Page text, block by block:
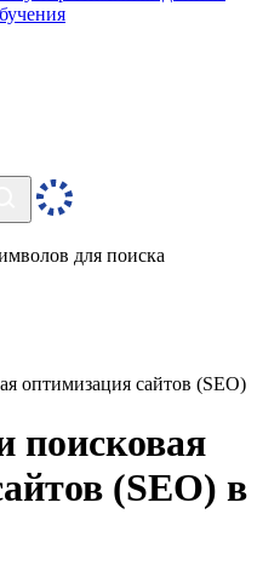
для поиска
оптимизация сайтов (SEO)
поисковая
(SEO) в